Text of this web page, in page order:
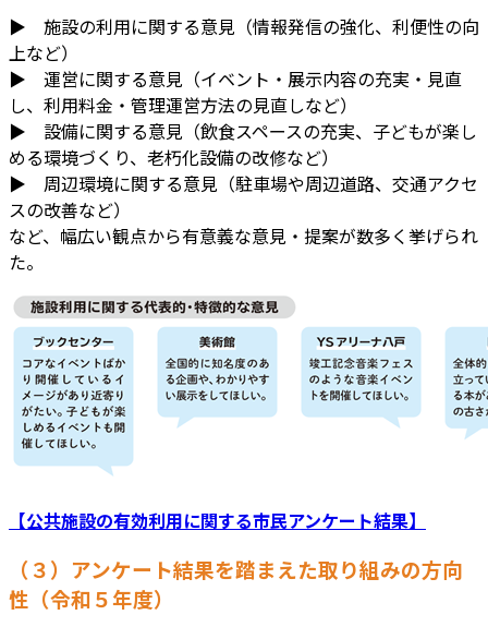
▶ 施設の利用に関する意見（情報発信の強化、利便性の向
上など）
▶ 運営に関する意見（イベント・展示内容の充実・見直
し、利用料金・管理運営方法の見直しなど）
▶ 設備に関する意見（飲食スペースの充実、子どもが楽し
める環境づくり、老朽化設備の改修など）
▶ 周辺環境に関する意見（駐車場や周辺道路、交通アクセ
スの改善など）
など、幅広い観点から有意義な意見・提案が数多く挙げられ
た。
【公共施設の有効利用に関する市民アンケート結果】
（３）アンケート結果を踏まえた取り組みの方向
性（令和５年度）